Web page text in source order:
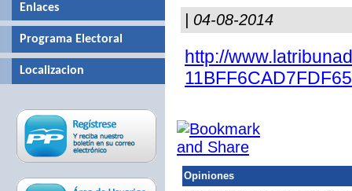
| 04-08-2014
http://
Opiniones
Enlaces
Programa Electoral
Localizacion